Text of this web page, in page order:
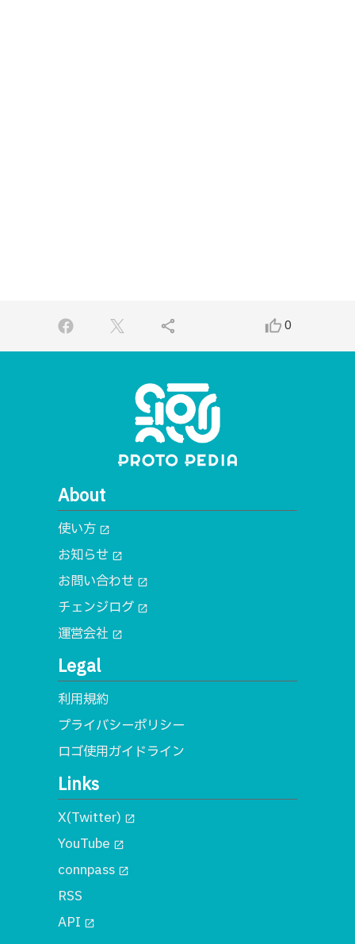
share thumb_up_alt0
About
使い方 open_in_new
お知らせ open_in_new
お問い合わせ open_in_new
チェンジログ open_in_new
運営会社 open_in_new
Legal
利用規約
プライバシーポリシー
ロゴ使用ガイドライン
Links
X(Twitter) open_in_new
YouTube open_in_new
connpass open_in_new
RSS
API open_in_new